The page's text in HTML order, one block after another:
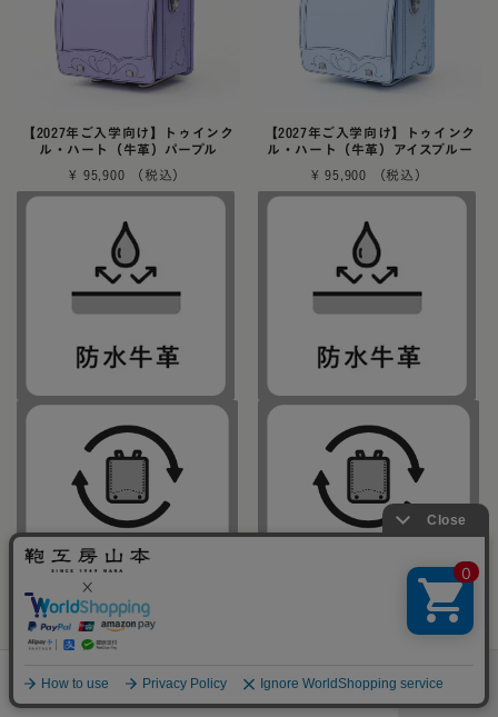
ランドセル一覧
［残り僅か］
お早目に！
店舗・展示会
取り扱い
カタログ
【2027年ご入学向け】トゥインク
ル・ハート（牛革）パープル
¥ 95,900
防水牛革 リメイク対応
【2027年ご入学向け】トゥインク
ル・ハート（牛革）アイスブルー
¥ 95,900